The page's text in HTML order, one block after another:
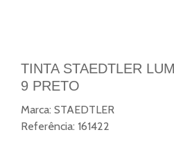
TINTA STAEDTLER
9 PRETO
Marca: STAEDTLER
Referência: 161422